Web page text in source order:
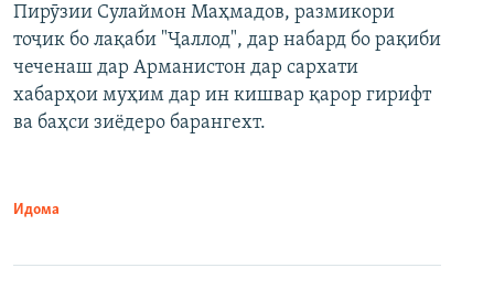
Auto 240p 360p 480p
720p 1080p
360p
480p
Пирӯзии Сулаймон Маҳмадов, размикори
тоҷик бо лақаби "Ҷаллод", дар набард бо рақиби
чеченаш дар Арманистон дар сархати
хабарҳои муҳим дар ин кишвар қарор гирифт
ва баҳси зиёдеро барангехт.
Идома